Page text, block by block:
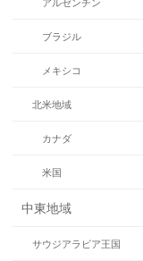
アルゼンチン
ブラジル
メキシコ
北米地域
カナダ
米国
中東地域
サウジアラビア王国